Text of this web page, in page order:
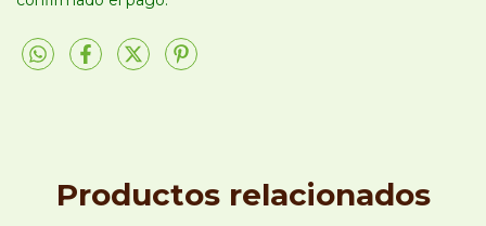
Productos relacionados